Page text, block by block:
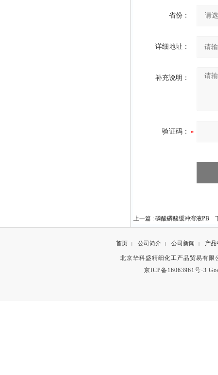
省份：
详细地址：
补充说明：
验证码：
上一篇 : 磷酸磷酸缓冲溶液PB
首页 | 公司简介 | 公司新闻 | 产品
北京华科盛精细化工产品贸易有
京ICP备16063961号-3